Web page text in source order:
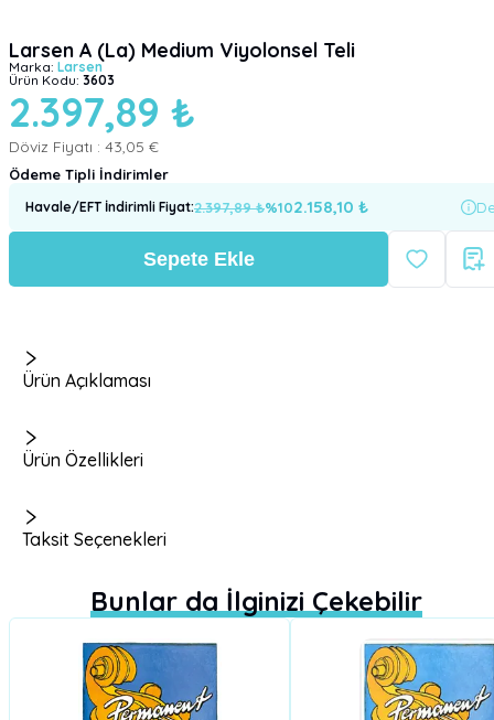
Larsen A (La) Medium Viyolonsel Teli
Marka: Larsen
Ürün Kodu: 3603
2.397,89 ₺
Döviz Fiyatı : 43,05 €
Ödeme Tipli İndirimler
Havale/EFT İndirimli Fiyat:2.397,89₺%102.158,10 ₺
Sepete Ekle
Ürün Açıklaması
Ürün Özellikleri
Taksit Seçenekleri
Bunlar da İlginizi Çekebilir